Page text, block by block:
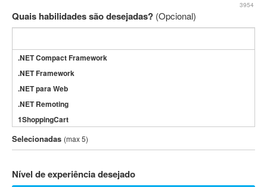
3954
Quais habilidades são desejadas? (Opcional)
.NET Compact Framework
.NET Framework
.NET para Web
.NET Remoting
1ShoppingCart
3DS Max
3GSM
802.11
Selecionadas (max 5)
Nível de experiência desejado